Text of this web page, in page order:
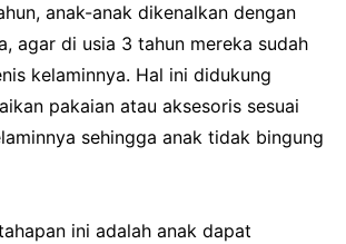
anak-anak dikenalkan dengan
agar di usia 3 tahun mereka sudah
kelaminnya. Hal ini didukung
pakaian atau aksesoris sesuai
sehingga anak tidak bingung
ini adalah anak dapat